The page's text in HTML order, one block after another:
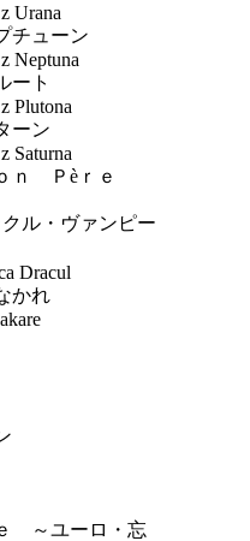
Urana
チューン
Neptuna
ート
Plutona
ーン
Saturna
ｎ Ｐèｒｅ
ル・ヴァンピー
Dracul
かれ
～ユーロ・忘